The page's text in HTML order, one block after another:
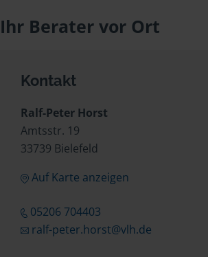
Ihr Berater vor Ort
Kontakt
Ralf-Peter Horst
Amtsstr. 19
33739 Bielefeld
Auf Karte anzeigen
05206 704403
ralf-peter.horst@vlh.de